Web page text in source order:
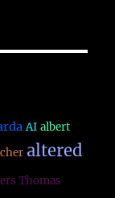
AI albert
altered
Thomas